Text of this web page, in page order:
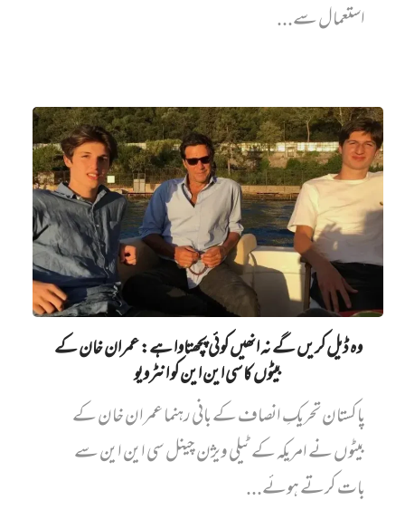
استعمال سے...
وہ ڈیل کریں گے نہ انھیں کوئی پچھتاوا ہے: عمران خان کے
بیٹوں کا سی این این کو انٹرویو
پاکستان تحریکِ انصاف کے بانی رہنما عمران خان کے
بیٹوں نے امریکہ کے ٹیلی ویژن چینل سی این این سے
بات کرتے ہوئے...